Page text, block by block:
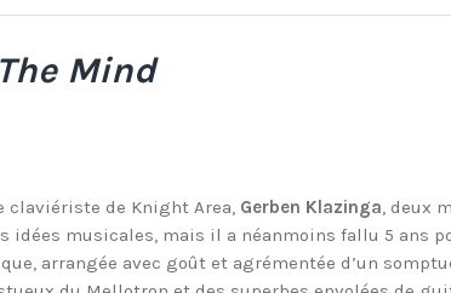
Mind
claviériste de Knight Area, Gerben Klazinga, deux
idées musicales, mais il a néanmoins fallu 5 ans
arrangée avec goût et agrémentée d’un